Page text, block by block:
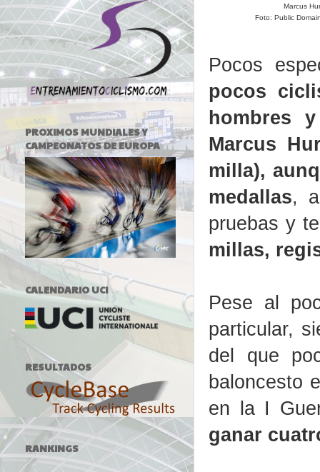
Marcus
Foto: Public
Pocos
pocos
hombres
Marcus
milla),
medallas,
pruebas y
millas,
Pese al
particular,
del que
baloncesto
en la I
ganar
PROXIMOS MUNDIALES Y
CAMPEONATOS DE EUROPA
CALENDARIO UCI
RESULTADOS
RANKINGS